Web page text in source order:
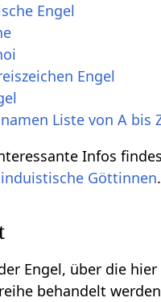
Engel
Engel
Liste von A bis
Infos
Göttinnen.
Engel, über die
behandelt